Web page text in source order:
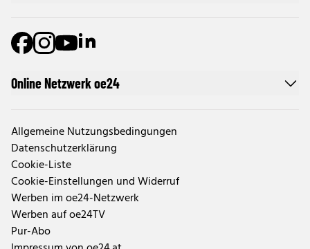
Online Netzwerk oe24
Allgemeine Nutzungsbedingungen
Datenschutzerklärung
Cookie-Liste
Cookie-Einstellungen und Widerruf
Werben im oe24-Netzwerk
Werben auf oe24TV
Pur-Abo